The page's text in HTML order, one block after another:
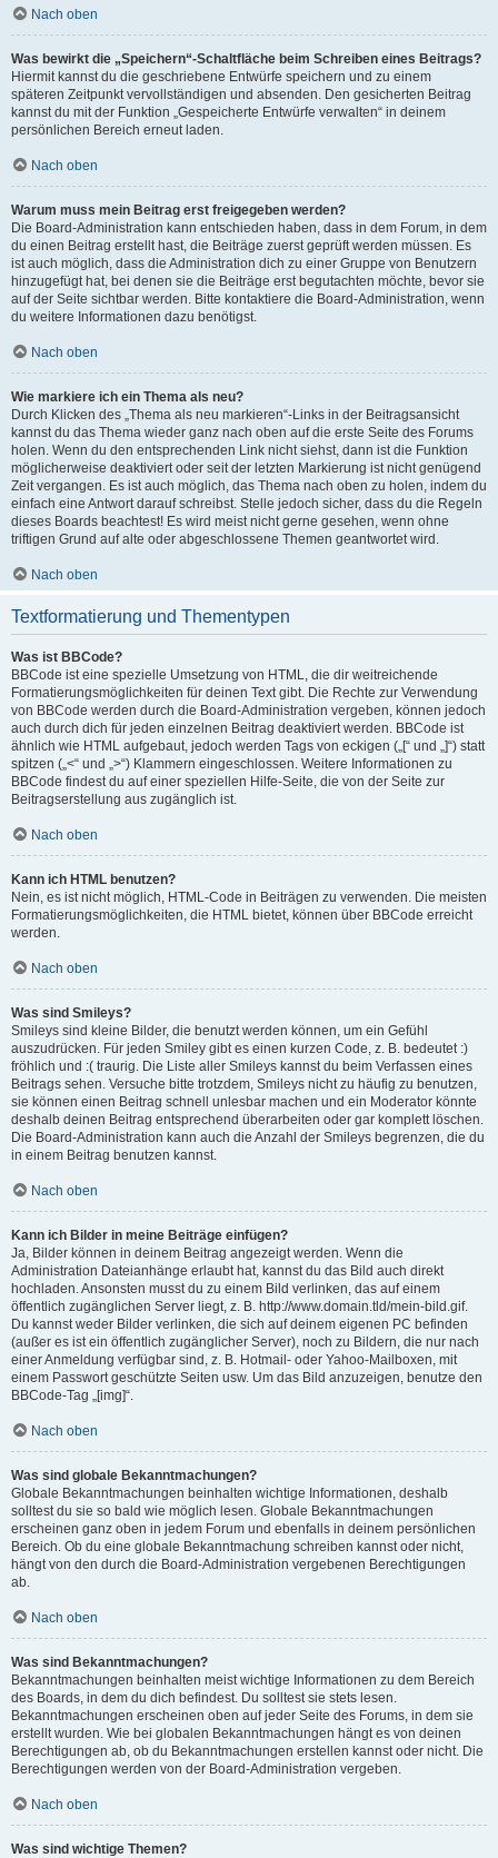
Nach oben
Was bewirkt die „Speichern“-Schaltfläche beim Schreiben eines Beitrags?
Hiermit kannst du die geschriebene Entwürfe speichern und zu einem
späteren Zeitpunkt vervollständigen und absenden. Den gesicherten Beitrag
kannst du mit der Funktion „Gespeicherte Entwürfe verwalten“ in deinem
persönlichen Bereich erneut laden.
Nach oben
Warum muss mein Beitrag erst freigegeben werden?
Die Board-Administration kann entschieden haben, dass in dem Forum, in dem
du einen Beitrag erstellt hast, die Beiträge zuerst geprüft werden müssen. Es
ist auch möglich, dass die Administration dich zu einer Gruppe von Benutzern
hinzugefügt hat, bei denen sie die Beiträge erst begutachten möchte, bevor sie
auf der Seite sichtbar werden. Bitte kontaktiere die Board-Administration, wenn
du weitere Informationen dazu benötigst.
Nach oben
Wie markiere ich ein Thema als neu?
Durch Klicken des „Thema als neu markieren“-Links in der Beitragsansicht
kannst du das Thema wieder ganz nach oben auf die erste Seite des Forums
holen. Wenn du den entsprechenden Link nicht siehst, dann ist die Funktion
möglicherweise deaktiviert oder seit der letzten Markierung ist nicht genügend
Zeit vergangen. Es ist auch möglich, das Thema nach oben zu holen, indem du
einfach eine Antwort darauf schreibst. Stelle jedoch sicher, dass du die Regeln
dieses Boards beachtest! Es wird meist nicht gerne gesehen, wenn ohne
triftigen Grund auf alte oder abgeschlossene Themen geantwortet wird.
Nach oben
Textformatierung und Thementypen
Was ist BBCode?
BBCode ist eine spezielle Umsetzung von HTML, die dir weitreichende
Formatierungsmöglichkeiten für deinen Text gibt. Die Rechte zur Verwendung
von BBCode werden durch die Board-Administration vergeben, können jedoch
auch durch dich für jeden einzelnen Beitrag deaktiviert werden. BBCode ist
ähnlich wie HTML aufgebaut, jedoch werden Tags von eckigen („[“ und „]“) statt
spitzen („<“ und „>“) Klammern eingeschlossen. Weitere Informationen zu
BBCode findest du auf einer speziellen Hilfe-Seite, die von der Seite zur
Beitragserstellung aus zugänglich ist.
Nach oben
Kann ich HTML benutzen?
Nein, es ist nicht möglich, HTML-Code in Beiträgen zu verwenden. Die meisten
Formatierungsmöglichkeiten, die HTML bietet, können über BBCode erreicht
werden.
Nach oben
Was sind Smileys?
Smileys sind kleine Bilder, die benutzt werden können, um ein Gefühl
auszudrücken. Für jeden Smiley gibt es einen kurzen Code, z. B. bedeutet :)
fröhlich und :( traurig. Die Liste aller Smileys kannst du beim Verfassen eines
Beitrags sehen. Versuche bitte trotzdem, Smileys nicht zu häufig zu benutzen,
sie können einen Beitrag schnell unlesbar machen und ein Moderator könnte
deshalb deinen Beitrag entsprechend überarbeiten oder gar komplett löschen.
Die Board-Administration kann auch die Anzahl der Smileys begrenzen, die du
in einem Beitrag benutzen kannst.
Nach oben
Kann ich Bilder in meine Beiträge einfügen?
Ja, Bilder können in deinem Beitrag angezeigt werden. Wenn die
Administration Dateianhänge erlaubt hat, kannst du das Bild auch direkt
hochladen. Ansonsten musst du zu einem Bild verlinken, das auf einem
öffentlich zugänglichen Server liegt, z. B. http://www.domain.tld/mein-bild.gif.
Du kannst weder Bilder verlinken, die sich auf deinem eigenen PC befinden
(außer es ist ein öffentlich zugänglicher Server), noch zu Bildern, die nur nach
einer Anmeldung verfügbar sind, z. B. Hotmail- oder Yahoo-Mailboxen, mit
einem Passwort geschützte Seiten usw. Um das Bild anzuzeigen, benutze den
BBCode-Tag „[img]“.
Nach oben
Was sind globale Bekanntmachungen?
Globale Bekanntmachungen beinhalten wichtige Informationen, deshalb
solltest du sie so bald wie möglich lesen. Globale Bekanntmachungen
erscheinen ganz oben in jedem Forum und ebenfalls in deinem persönlichen
Bereich. Ob du eine globale Bekanntmachung schreiben kannst oder nicht,
hängt von den durch die Board-Administration vergebenen Berechtigungen
ab.
Nach oben
Was sind Bekanntmachungen?
Bekanntmachungen beinhalten meist wichtige Informationen zu dem Bereich
des Boards, in dem du dich befindest. Du solltest sie stets lesen.
Bekanntmachungen erscheinen oben auf jeder Seite des Forums, in dem sie
erstellt wurden. Wie bei globalen Bekanntmachungen hängt es von deinen
Berechtigungen ab, ob du Bekanntmachungen erstellen kannst oder nicht. Die
Berechtigungen werden von der Board-Administration vergeben.
Nach oben
Was sind wichtige Themen?